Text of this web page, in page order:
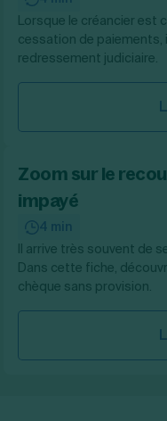
Lorsque le créancier est
cessation de paiements,
redressement judiciaire.
Zoom sur le
impayé
4 min
Il arrive très souvent de
Dans cette fiche,
chèque sans provision.